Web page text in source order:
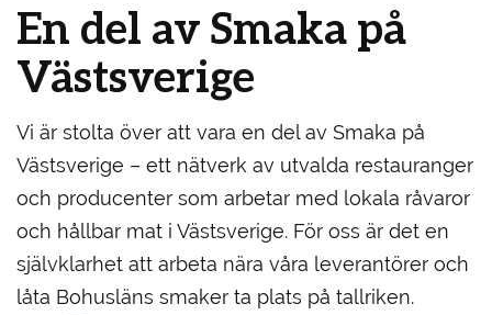
En del av Smaka på
Västsverige
Vi är stolta över att vara en del av Smaka på
Västsverige – ett nätverk av utvalda restauranger
och producenter som arbetar med lokala råvaror
och hållbar mat i Västsverige. För oss är det en
självklarhet att arbeta nära våra leverantörer och
låta Bohusläns smaker ta plats på tallriken.